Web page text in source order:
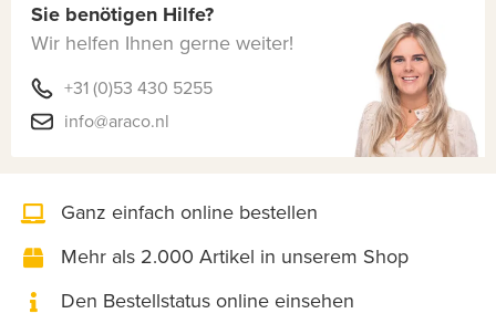
Sie benötigen Hilfe?
Wir helfen Ihnen gerne weiter!
+31 (0)53 430 5255
info@araco.nl
Ganz einfach online bestellen
Mehr als 2.000 Artikel in unserem Shop
Den Bestellstatus online einsehen